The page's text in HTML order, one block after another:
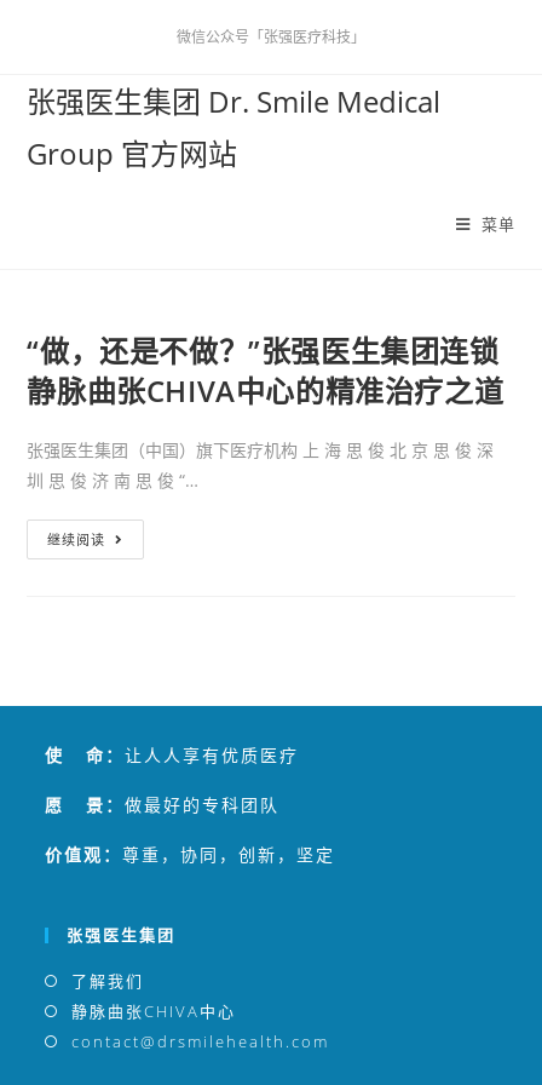
微信公众号「张强医疗科技」
张强医生集团 Dr. Smile Medical
Group 官方网站
菜单
“做，还是不做？”张强医生集团连锁
静脉曲张CHIVA中心的精准治疗之道
张强医生集团（中国）旗下医疗机构 上 海 思 俊 北 京 思 俊 深
圳 思 俊 济 南 思 俊 “…
继续阅读
使 命：让人人享有优质医疗
愿 景：做最好的专科团队
价值观：尊重，协同，创新，坚定
张强医生集团
了解我们
静脉曲张CHIVA中心
contact@drsmilehealth.com